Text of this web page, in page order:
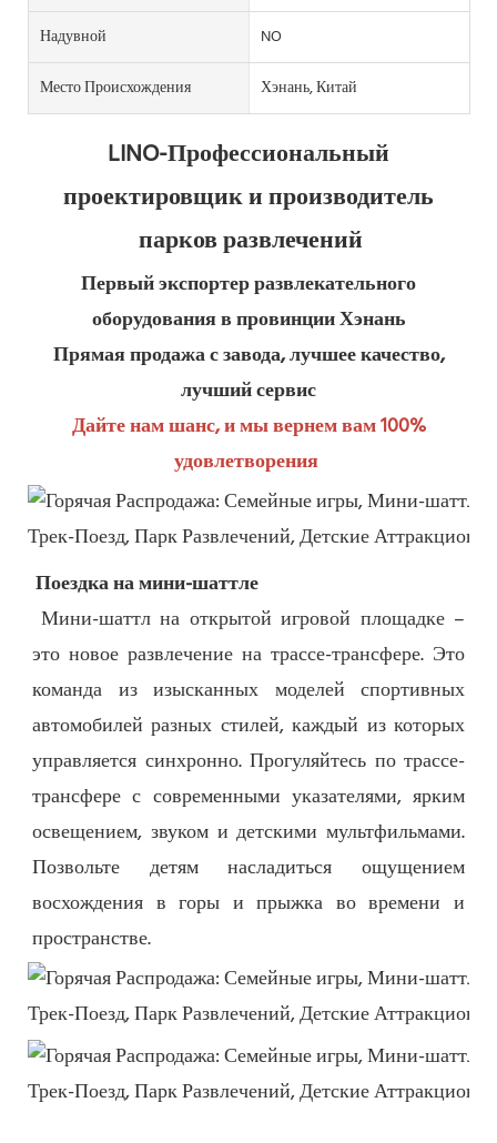
Надувной
NO
Место Происхождения
Хэнань, Китай
LINO-Профессиональный
проектировщик и производитель
парков развлечений
Первый экспортер развлекательного
оборудования в провинции Хэнань
Прямая продажа с завода, лучшее качество,
лучший сервис
Дайте нам шанс, и мы вернем вам 100%
удовлетворения
Поездка на мини-шаттле
Мини-шаттл на открытой игровой площадке –
это новое развлечение на трассе-трансфере. Это
команда из изысканных моделей спортивных
автомобилей разных стилей, каждый из которых
управляется синхронно. Прогуляйтесь по трассе-
трансфере с современными указателями, ярким
освещением, звуком и детскими мультфильмами.
Позвольте детям насладиться ощущением
восхождения в горы и прыжка во времени и
пространстве.